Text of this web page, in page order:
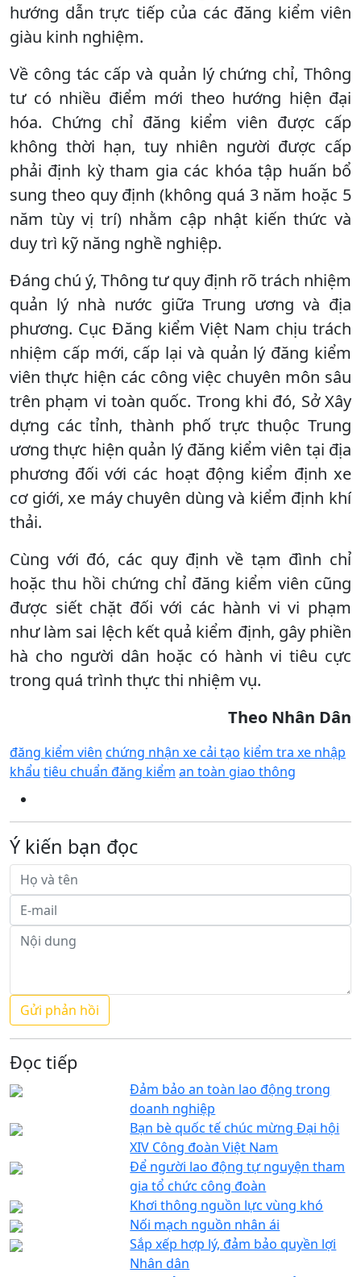
hướng dẫn trực tiếp của các đăng kiểm viên
giàu kinh nghiệm.
Về công tác cấp và quản lý chứng chỉ, Thông
tư có nhiều điểm mới theo hướng hiện đại
hóa. Chứng chỉ đăng kiểm viên được cấp
không thời hạn, tuy nhiên người được cấp
phải định kỳ tham gia các khóa tập huấn bổ
sung theo quy định (không quá 3 năm hoặc 5
năm tùy vị trí) nhằm cập nhật kiến thức và
duy trì kỹ năng nghề nghiệp.
Đáng chú ý, Thông tư quy định rõ trách nhiệm
quản lý nhà nước giữa Trung ương và địa
phương. Cục Đăng kiểm Việt Nam chịu trách
nhiệm cấp mới, cấp lại và quản lý đăng kiểm
viên thực hiện các công việc chuyên môn sâu
trên phạm vi toàn quốc. Trong khi đó, Sở Xây
dựng các tỉnh, thành phố trực thuộc Trung
ương thực hiện quản lý đăng kiểm viên tại địa
phương đối với các hoạt động kiểm định xe
cơ giới, xe máy chuyên dùng và kiểm định khí
thải.
Cùng với đó, các quy định về tạm đình chỉ
hoặc thu hồi chứng chỉ đăng kiểm viên cũng
được siết chặt đối với các hành vi vi phạm
như làm sai lệch kết quả kiểm định, gây phiền
hà cho người dân hoặc có hành vi tiêu cực
trong quá trình thực thi nhiệm vụ.
Theo Nhân Dân
đăng kiểm viên chứng nhận xe cải tạo kiểm tra xe nhập
khẩu tiêu chuẩn đăng kiểm an toàn giao thông
Ý kiến bạn đọc
Đọc tiếp
Đảm bảo an toàn lao động trong
doanh nghiệp
Bạn bè quốc tế chúc mừng Đại hội
XIV Công đoàn Việt Nam
Để người lao động tự nguyện tham
gia tổ chức công đoàn
Khơi thông nguồn lực vùng khó
Nối mạch nguồn nhân ái
Sắp xếp hợp lý, đảm bảo quyền lợi
Nhân dân